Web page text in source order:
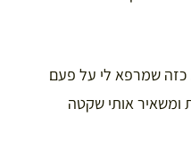
כזה שמרפא לי על פעם
אותי שקטה